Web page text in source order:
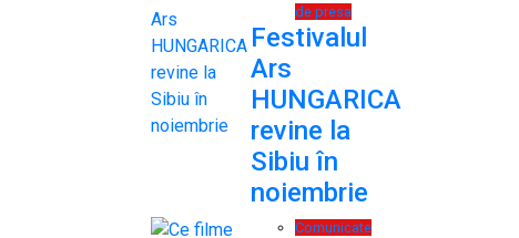
de presa
Festivalul
Ars
HUNGARICA
revine la
Sibiu în
noiembrie
Comunicate